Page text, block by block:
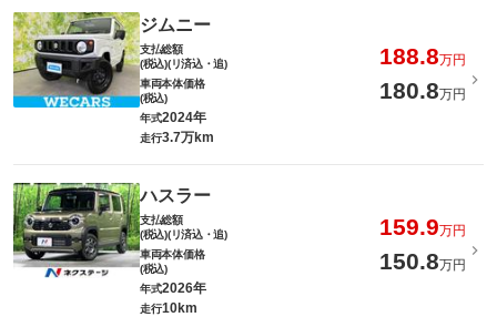
ジムニー
支払総額
(税込)(リ済込・追)
188.8万円
車両本体価格
(税込)
180.8万円
年式2024年
走行3.7万km
ハスラー
支払総額
(税込)(リ済込・追)
159.9万円
車両本体価格
(税込)
150.8万円
年式2026年
走行10km